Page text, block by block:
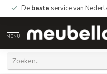
De beste service van
MENU